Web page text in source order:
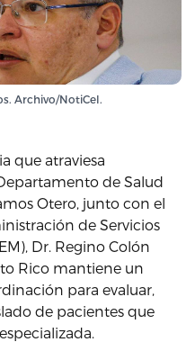
Archivo/NotiCel.
que atraviesa
de Salud
Otero, junto con el
de Servicios
Dr. Regino Colón
Rico mantiene un
para evaluar,
de pacientes que